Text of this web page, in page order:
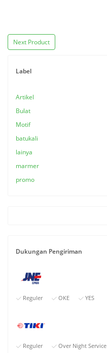
Next Product
Label
Artikel
Bulat
Motif
batukali
lainya
marmer
promo
Dukungan Pengiriman
Reguler OKE YES
Reguler Over Night Service